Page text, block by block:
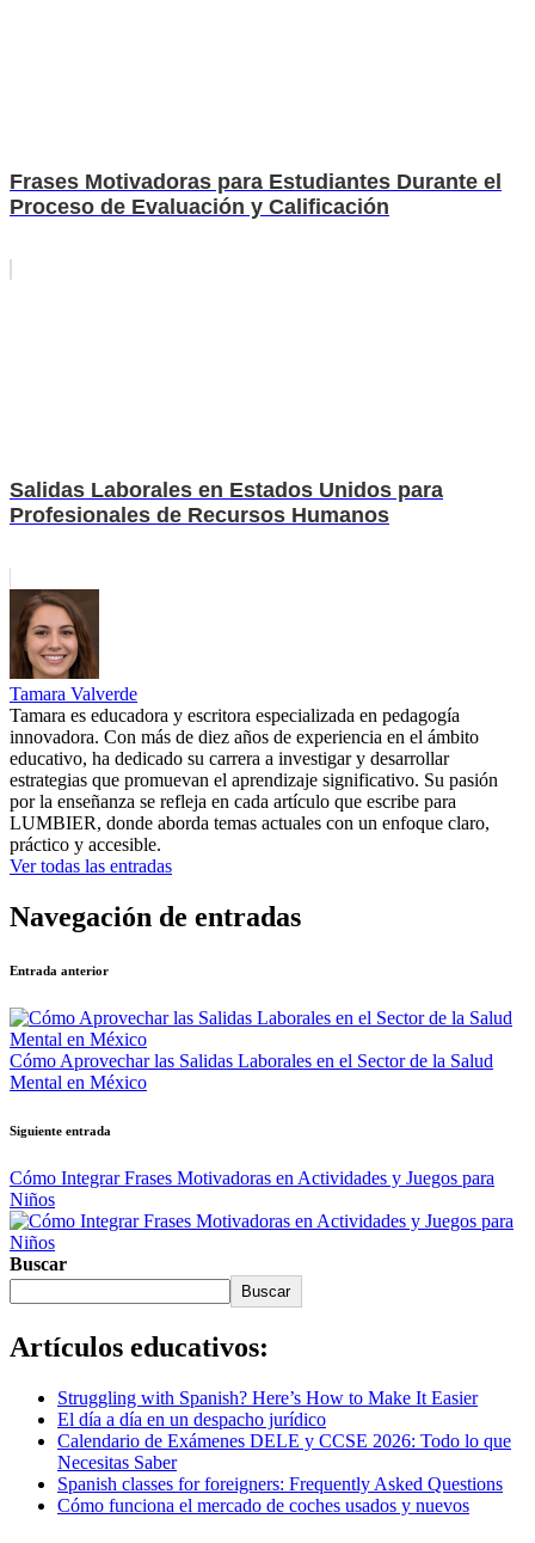
Frases Motivadoras para Estudiantes Durante el
Proceso de Evaluación y Calificación
Salidas Laborales en Estados Unidos para
Profesionales de Recursos Humanos
Tamara Valverde
Tamara es educadora y escritora especializada en pedagogía
innovadora. Con más de diez años de experiencia en el ámbito
educativo, ha dedicado su carrera a investigar y desarrollar
estrategias que promuevan el aprendizaje significativo. Su pasión
por la enseñanza se refleja en cada artículo que escribe para
LUMBIER, donde aborda temas actuales con un enfoque claro,
práctico y accesible.
Ver todas las entradas
Navegación de entradas
Entrada anterior
Cómo Aprovechar las Salidas Laborales en el Sector de la Salud
Mental en México
Siguiente entrada
Cómo Integrar Frases Motivadoras en Actividades y Juegos para
Niños
Buscar
Buscar
Artículos educativos:
Struggling with Spanish? Here’s How to Make It Easier
El día a día en un despacho jurídico
Calendario de Exámenes DELE y CCSE 2026: Todo lo que
Necesitas Saber
Spanish classes for foreigners: Frequently Asked Questions
Cómo funciona el mercado de coches usados y nuevos